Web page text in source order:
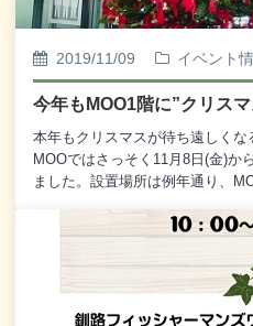
2019/11/09 イベント
今年もMOO1階に”クリス
本年もクリスマスが待ち遠しくな
MOOではさっそく11月8日(金)か
ました。設置場所は例年通り、
MOOにお越しの際にはぜひご
例の「クリスマスツリーリボ
ら開催いたします。 今年も、
あるリボンの数を ピッタリ当
券」をプレゼント いたしま